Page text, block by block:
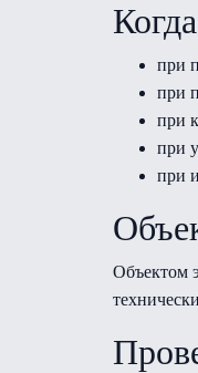
при
при
при
при
при
Объектом